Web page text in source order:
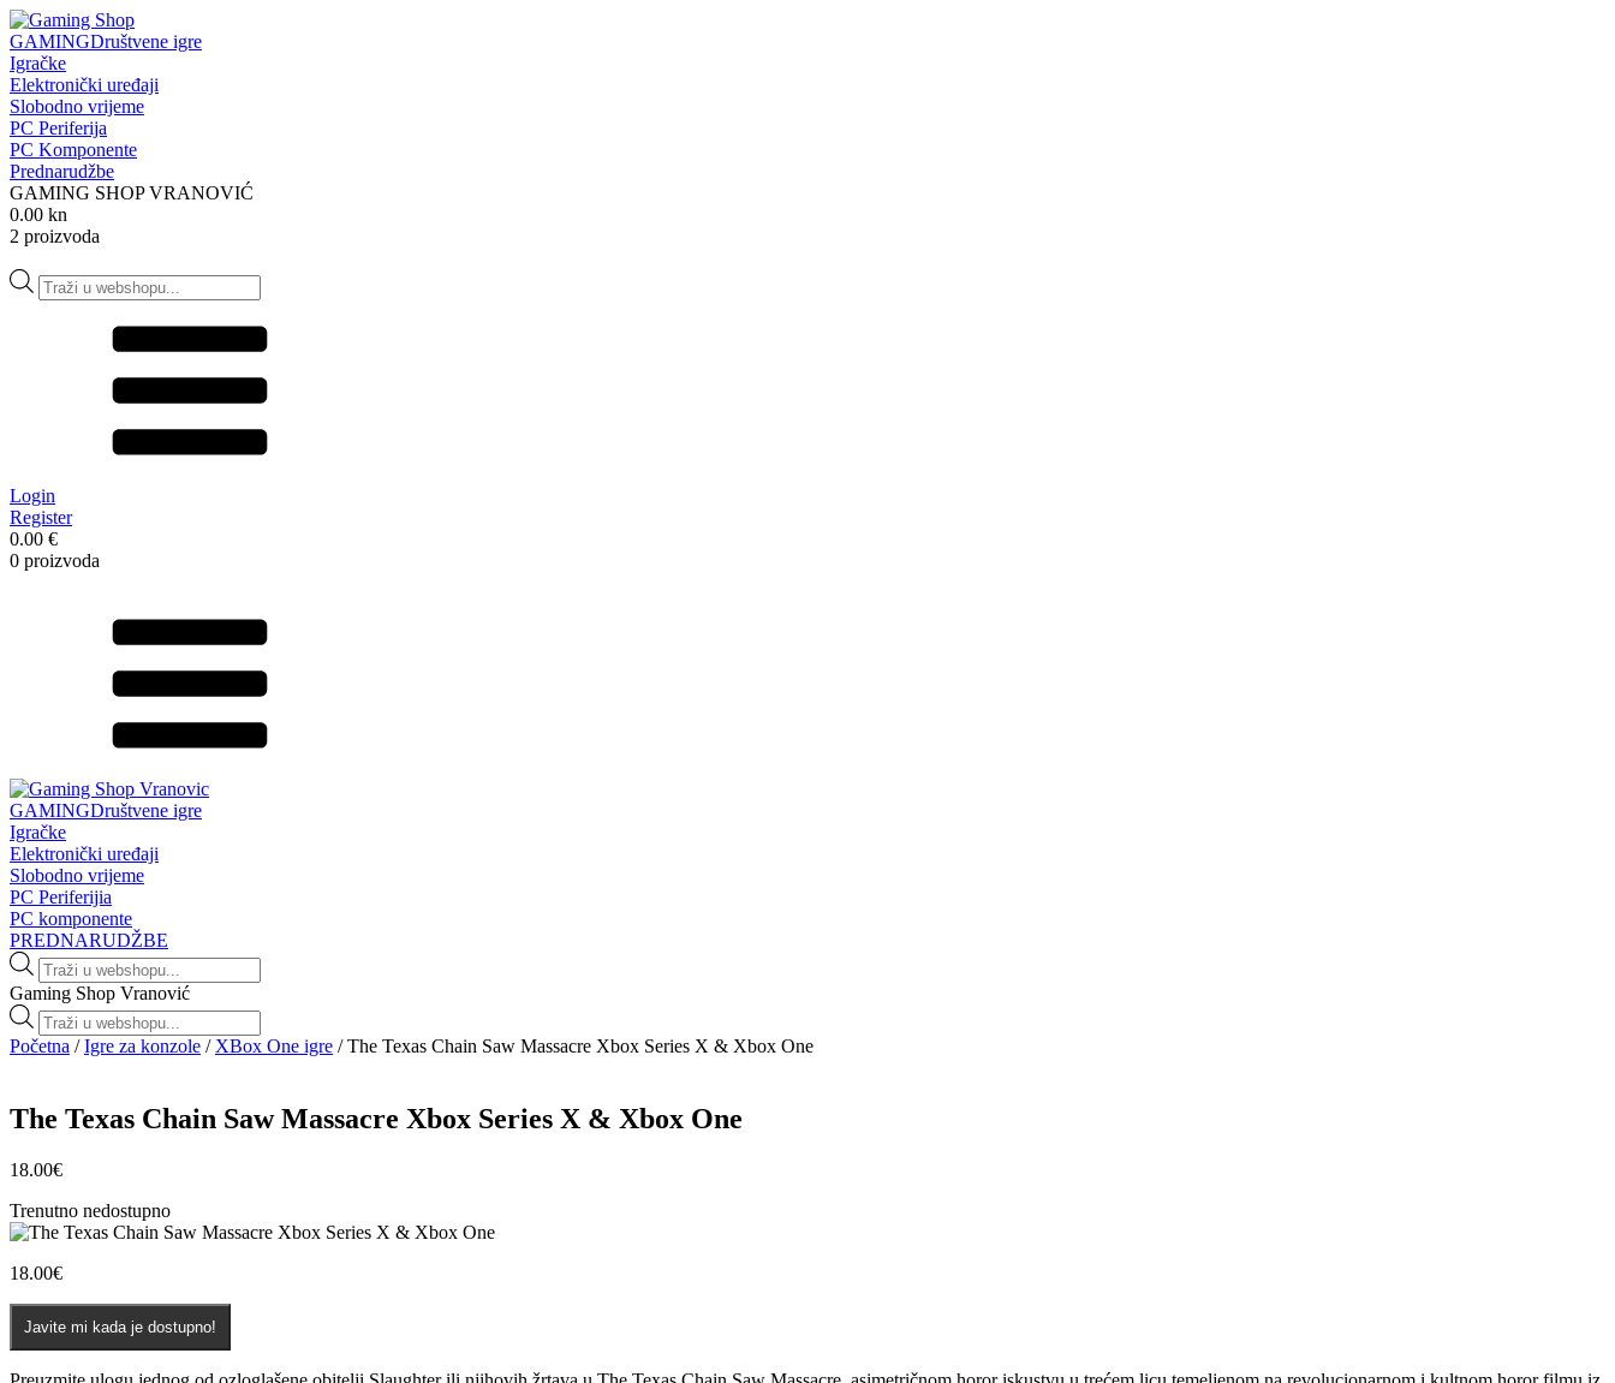
GAMINGDruštvene igre
Igračke
Elektronički uređaji
Slobodno vrijeme
PC Periferija
PC Komponente
Prednarudžbe
GAMING SHOP VRANOVIĆ
0.00 kn
2 proizvoda
Products
search
Login
Register
0.00 €
0 proizvoda
GAMINGDruštvene igre
Igračke
Elektronički uređaji
Slobodno vrijeme
PC Periferijia
PC komponente
PREDNARUDŽBE
Products
search
Gaming Shop Vranović
Products
search
Početna /Igre za konzole / XBox One igre / The Texas Chain Saw Massacre Xbox Series X & Xbox One
The Texas Chain Saw Massacre Xbox Series X & Xbox One
18.00€
Trenutno nedostupno
18.00€
Javite mi kada je dostupno!